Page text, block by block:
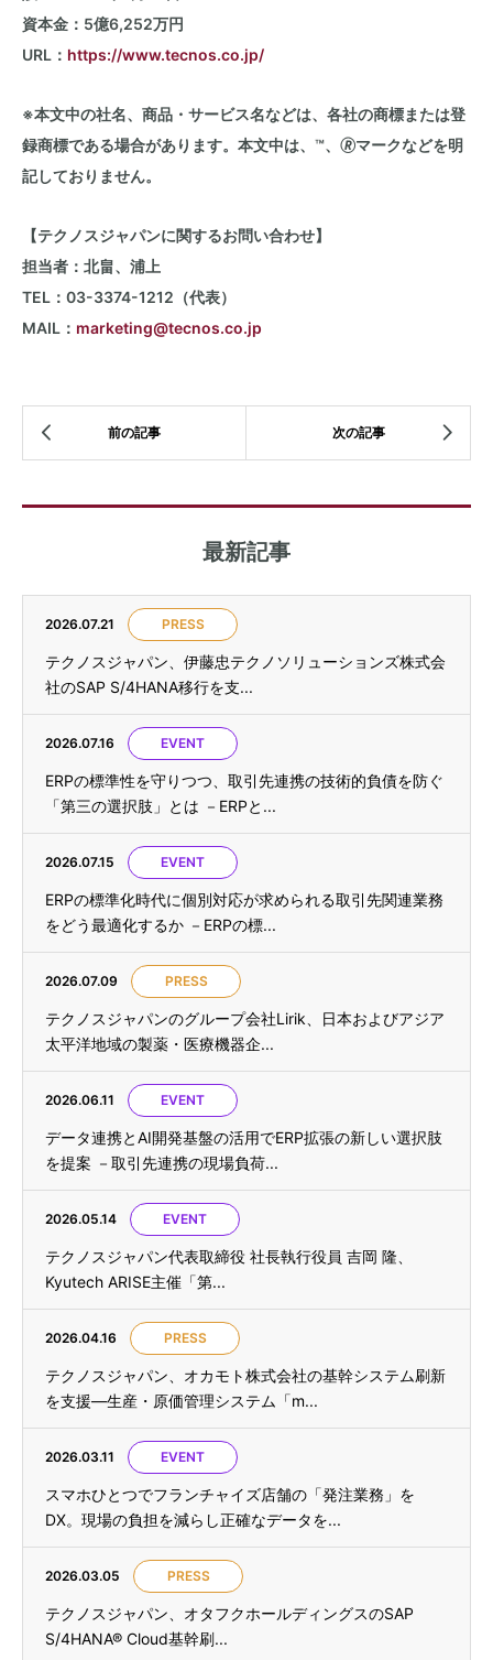
資本金： 5億6,252万円
URL： https://www.tecnos.co.jp/
※本文中の社名、商品・サービス名などは、各社の商標または登
録商標である場合があります。本文中は、™、🄬マークなどを明
記しておりません。
【テクノスジャパンに関するお問い合わせ】
担当者：北畠、浦上
TEL：03-3374-1212（代表）
MAIL： marketing@tecnos.co.jp
最新記事
2026.07.21 PRESS
テクノスジャパン、伊藤忠テクノソリューションズ株式会
社のSAP S/4HANA移行を支...
2026.07.16 EVENT
ERPの標準性を守りつつ、取引先連携の技術的負債を防ぐ
「第三の選択肢」とは －ERPと...
2026.07.15 EVENT
ERPの標準化時代に個別対応が求められる取引先関連業務
をどう最適化するか －ERPの標...
2026.07.09 PRESS
テクノスジャパンのグループ会社Lirik、日本およびアジア
太平洋地域の製薬・医療機器企...
2026.06.11 EVENT
データ連携とAI開発基盤の活用でERP拡張の新しい選択肢
を提案 －取引先連携の現場負荷...
2026.05.14 EVENT
テクノスジャパン代表取締役 社長執行役員 吉岡 隆、
Kyutech ARISE主催「第...
2026.04.16 PRESS
テクノスジャパン、オカモト株式会社の基幹システム刷新
を支援—生産・原価管理システム「m...
2026.03.11 EVENT
スマホひとつでフランチャイズ店舗の「発注業務」を
DX。現場の負担を減らし正確なデータを...
2026.03.05 PRESS
テクノスジャパン、オタフクホールディングスのSAP
S/4HANA® Cloud基幹刷...